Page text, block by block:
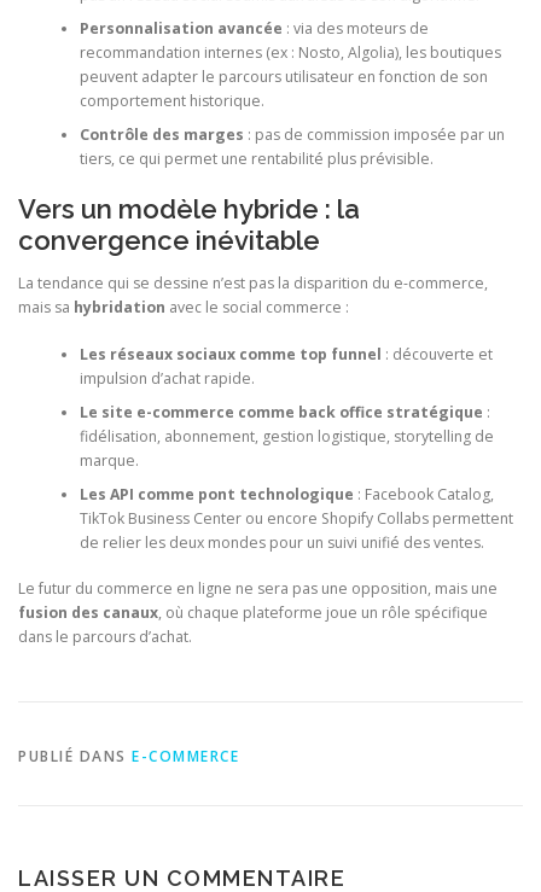
Personnalisation avancée : via des moteurs de
recommandation internes (ex : Nosto, Algolia), les boutiques
peuvent adapter le parcours utilisateur en fonction de son
comportement historique.
Contrôle des marges : pas de commission imposée par un
tiers, ce qui permet une rentabilité plus prévisible.
Vers un modèle hybride : la
convergence inévitable
La tendance qui se dessine n’est pas la disparition du e-commerce,
mais sa hybridation avec le social commerce :
Les réseaux sociaux comme top funnel : découverte et
impulsion d’achat rapide.
Le site e-commerce comme back office stratégique :
fidélisation, abonnement, gestion logistique, storytelling de
marque.
Les API comme pont technologique : Facebook Catalog,
TikTok Business Center ou encore Shopify Collabs permettent
de relier les deux mondes pour un suivi unifié des ventes.
Le futur du commerce en ligne ne sera pas une opposition, mais une
fusion des canaux, où chaque plateforme joue un rôle spécifique
dans le parcours d’achat.
PUBLIÉ DANS E-COMMERCE
LAISSER UN COMMENTAIRE